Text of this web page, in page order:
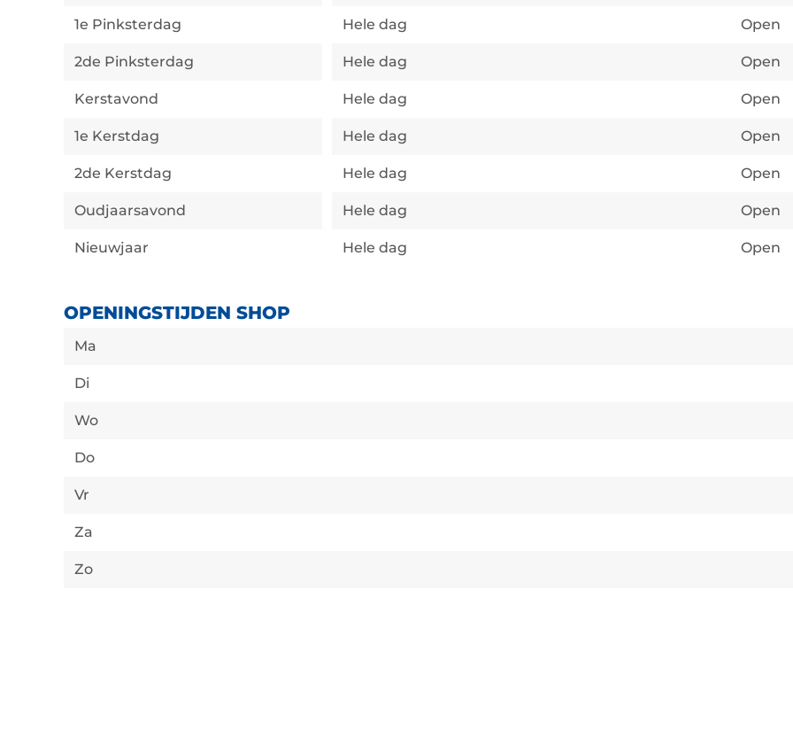
1e Pinksterdag
2de Pinksterdag
Kerstavond
1e Kerstdag
2de Kerstdag
Oudjaarsavond
Nieuwjaar
Hele dag Open
Hele dag Open
Hele dag Open
Hele dag Open
Hele dag Open
Hele dag Open
Hele dag Open
OPENINGSTIJDEN SHOP
Ma
Di
Wo
Do
Vr
Za
Zo